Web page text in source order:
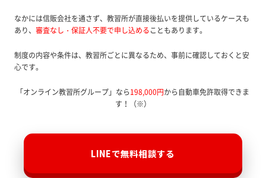
なかには信販会社を通さず、教習所が直接後払いを提供しているケースも
あり、 審査なし・保証人不要で申し込めることもあります。
制度の内容や条件は、教習所ごとに異なるため、事前に確認しておくと安
心です。
「オンライン教習所グループ」なら198,000円から自動車免許取得できま
す！（※）
LINEで無料相談する